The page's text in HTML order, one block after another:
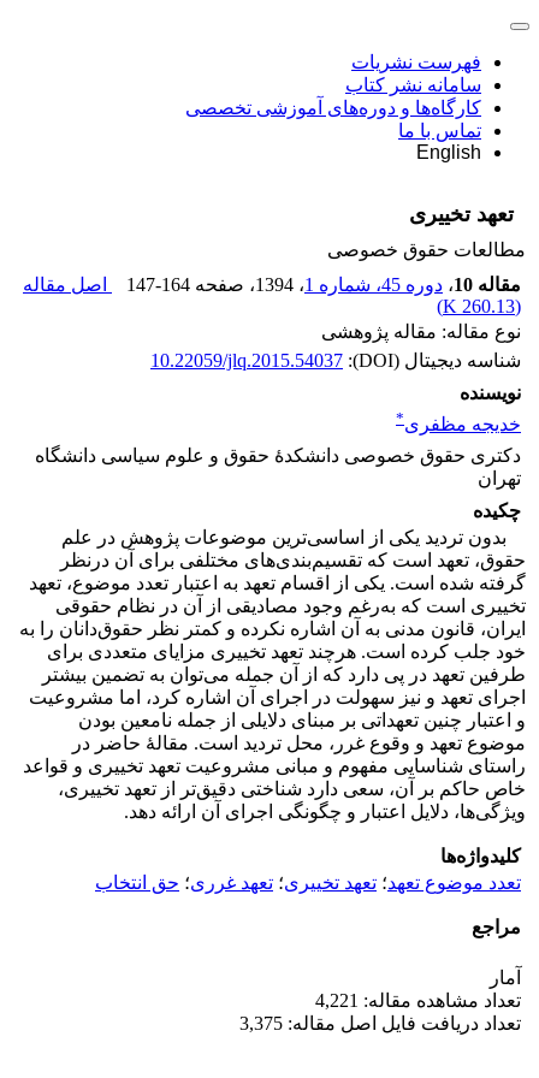
فهرست نشریات
سامانه نشر کتاب
کارگاه‌ها و دوره‌های آموزشی تخصصی
تماس با ما
English
تعهد تخییری
مطالعات حقوق خصوصی
مقاله 10
، دوره 45، شماره 1 ، 1394 ، صفحه 147-164
اصل مقاله
(
260.13 K
)
نوع مقاله: مقاله پژوهشی
شناسه دیجیتال (DOI):
10.22059/jlq.2015.54037
نویسنده
خدیجه مظفری*
دکتری حقوق خصوصی دانشکدۀ حقوق و علوم سیاسی دانشگاه
تهران
چکیده
بدون تردید یکی از اساسی‌ترین موضوعات پژوهش در علم
حقوق، تعهد است که تقسیم‌بندی‌های مختلفی برای آن درنظر
گرفته شده است. یکی از اقسام تعهد به اعتبار تعدد موضوع، تعهد
تخییری است که به‌رغم وجود مصادیقی از آن در نظام حقوقی
ایران، قانون مدنی به آن اشاره نکرده و کمتر نظر حقوق‌دانان را به
خود جلب کرده است. هرچند تعهد تخییری مزایای متعددی برای
طرفین تعهد در پی دارد که از آن جمله می‌توان به تضمین بیشتر
اجرای تعهد و نیز سهولت در اجرای آن اشاره کرد، اما مشروعیت
و اعتبار چنین تعهداتی بر مبنای دلایلی از جمله نامعین بودن
موضوع تعهد و وقوع غرر، محل تردید است. مقالۀ حاضر در
راستای شناسایی مفهوم و مبانی مشروعیت تعهد تخییری و قواعد
خاص حاکم بر آن، سعی دارد شناختی دقیق‌تر از تعهد تخییری،
ویژگی‌ها، دلایل اعتبار و چگونگی اجرای آن ارائه دهد.
کلیدواژه‌ها
تعدد موضوع تعهد؛ تعهد تخییری؛ تعهد غرری؛ حق انتخاب
مراجع
آمار
تعداد مشاهده مقاله: 4,221
تعداد دریافت فایل اصل مقاله: 3,375